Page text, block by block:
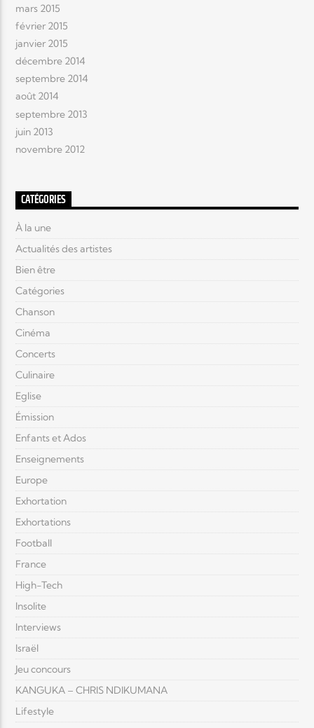
mars 2015
février 2015
janvier 2015
décembre 2014
septembre 2014
août 2014
septembre 2013
juin 2013
novembre 2012
CATÉGORIES
À la une
Actualités des artistes
Bien être
Catégories
Chanson
Cinéma
Concerts
Culinaire
Eglise
Émission
Enfants et Ados
Enseignements
Europe
Exhortation
Exhortations
Football
France
High-Tech
Insolite
Interviews
Israël
Jeu concours
KANGUKA – CHRIS NDIKUMANA
Lifestyle